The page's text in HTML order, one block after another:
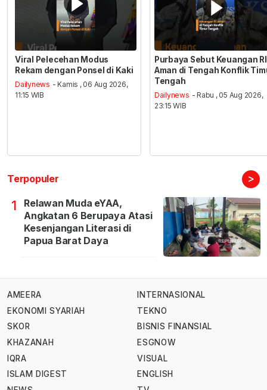
Viral Pelecehan Modus
Rekam dengan Ponsel di Kaki
Dailynews - Kamis , 06 Aug 2026,
11:15 WIB
Purbaya Sebut Keuangan RI
Aman di Tengah Konflik
Tengah
Dailynews - Rabu , 05 Aug 2026,
23:15 WIB
Terpopuler >
1
Relawan Muda eYAA,
Angkatan 6 Berupaya Atasi
Kesenjangan Literasi di
Papua Barat Daya
AMEERA
EKONOMI SYARIAH
SKOR
KHAZANAH
IQRA
ISLAM DIGEST
INTERNASIONAL
TEKNO
BISNIS FINANSIAL
ESGNOW
VISUAL
ENGLISH